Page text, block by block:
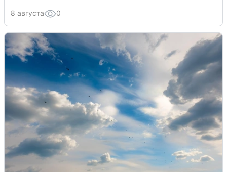
8 августа 0